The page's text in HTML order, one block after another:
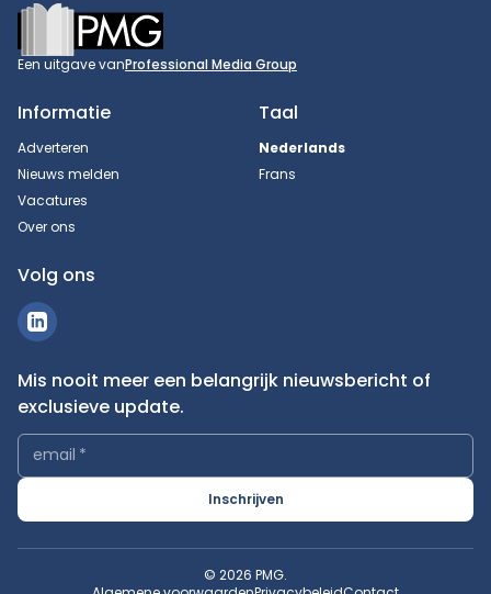
Footer
Een uitgave vanProfessional Media Group
Informatie
Adverteren
Nieuws melden
Vacatures
Over ons
Taal
Nederlands
Frans
Volg ons
Mis nooit meer een belangrijk nieuwsbericht of
exclusieve update.
email *
Inschrijven
© 2026 PMG.